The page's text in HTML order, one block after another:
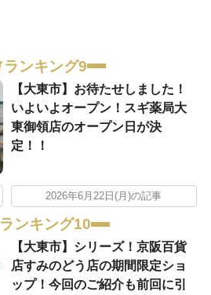
ランキング9
【大東市】お待たせしました！
いよいよオープン！スギ薬局大
東御領店のオープン日が決
定！！
2026年6月22日(月)の記事
ランキング10
【大東市】シリーズ！京阪百貨
店すみのどう店の期間限定ショ
ップ！今回のご紹介も前回に引